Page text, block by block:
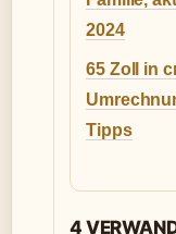
2024
65 Zoll in
Tipps
4